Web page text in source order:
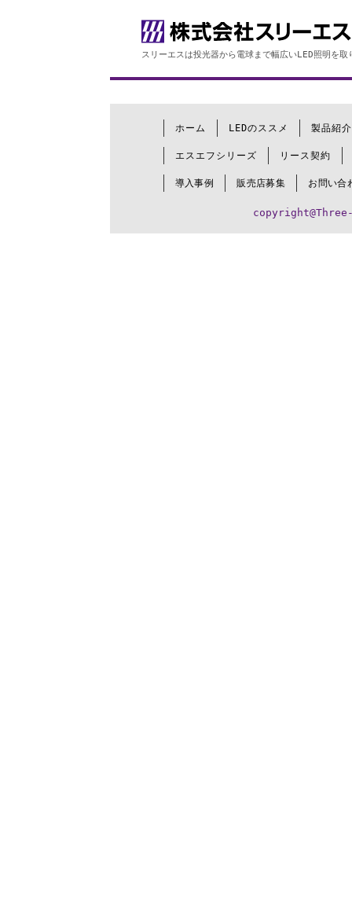
スリーエスは投光器から電球まで幅広いLED照明を取
ホーム LEDのススメ 製品紹介
エスエフシリーズ リース契約
導入事例 販売店募集 お問い合